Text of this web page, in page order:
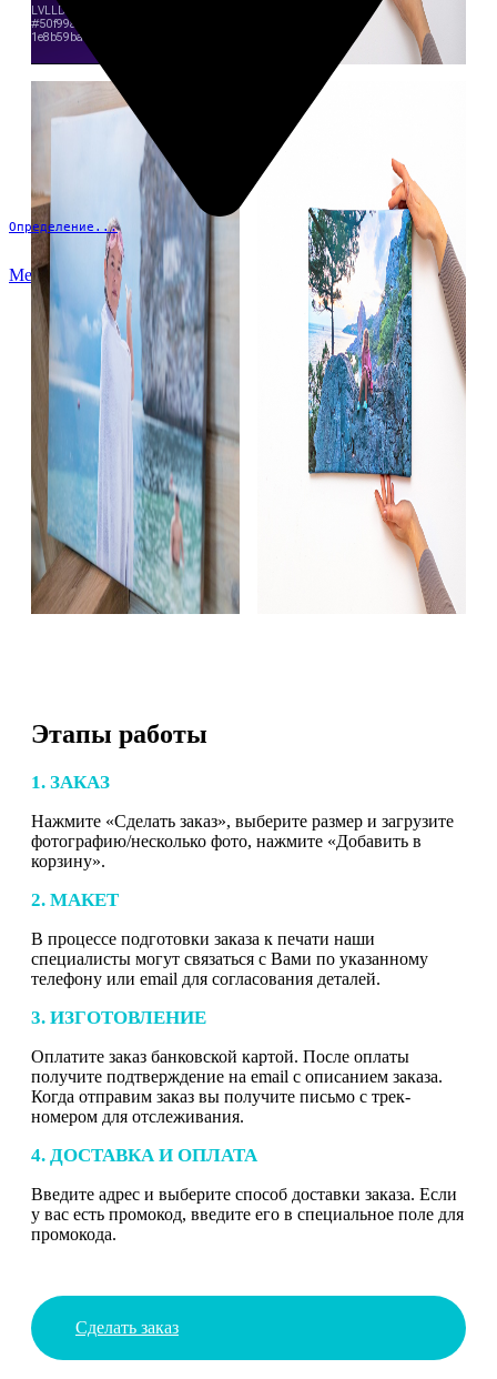
Определение...
Меню
Этапы работы
1. ЗАКАЗ
Нажмите «Сделать заказ», выберите размер и загрузите
фотографию/несколько фото, нажмите «Добавить в
корзину».
2. МАКЕТ
В процессе подготовки заказа к печати наши
специалисты могут связаться с Вами по указанному
телефону или email для согласования деталей.
3. ИЗГОТОВЛЕНИЕ
Оплатите заказ банковской картой. После оплаты
получите подтверждение на email с описанием заказа.
Когда отправим заказ вы получите письмо с трек-
номером для отслеживания.
4. ДОСТАВКА И ОПЛАТА
Введите адрес и выберите способ доставки заказа. Если
у вас есть промокод, введите его в специальное поле для
промокода.
Сделать заказ